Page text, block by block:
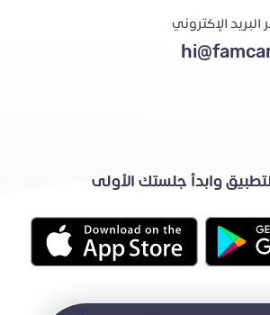
البريد الإكتروني
وابدأ جلستك الأولى